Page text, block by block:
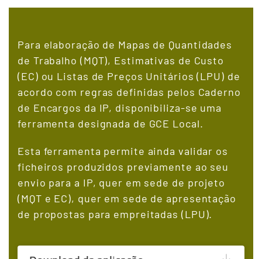
Para elaboração de Mapas de Quantidades
de Trabalho (MQT), Estimativas de Custo
(EC) ou Listas de Preços Unitários (LPU) de
acordo com regras definidas pelos Caderno
de Encargos da IP, disponibiliza-se uma
ferramenta designada de GCE Local.
Esta ferramenta permite ainda validar os
ficheiros produzidos previamente ao seu
envio para a IP, quer em sede de projeto
(MQT e EC), quer em sede de apresentação
de propostas para empreitadas (LPU).